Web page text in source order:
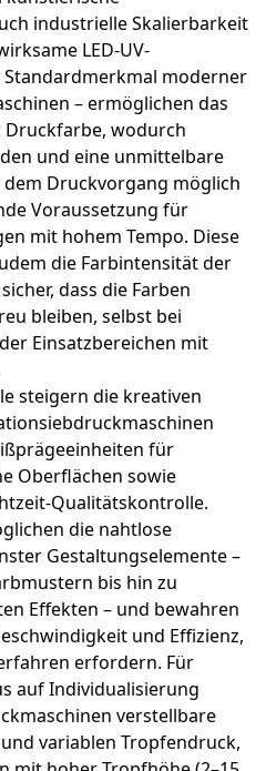
industrielle Skalierbarkeit
LED-UV-
Standardmerkmal moderner
– ermöglichen das
wodurch
und eine unmittelbare
Druckvorgang möglich
Voraussetzung für
mit hohem Tempo. Diese
die Farbintensität der
dass die Farben
bleiben, selbst bei
Einsatzbereichen mit
steigern die kreativen
für
Oberflächen sowie
Qualitätskontrolle.
die nahtlose
Gestaltungselemente –
bis hin zu
Effekten – und bewahren
und Effizienz,
erfordern. Für
auf Individualisierung
verstellbare
variablen Tropfendruck,